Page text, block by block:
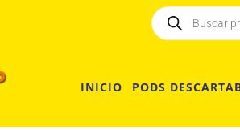
INICIO PODS